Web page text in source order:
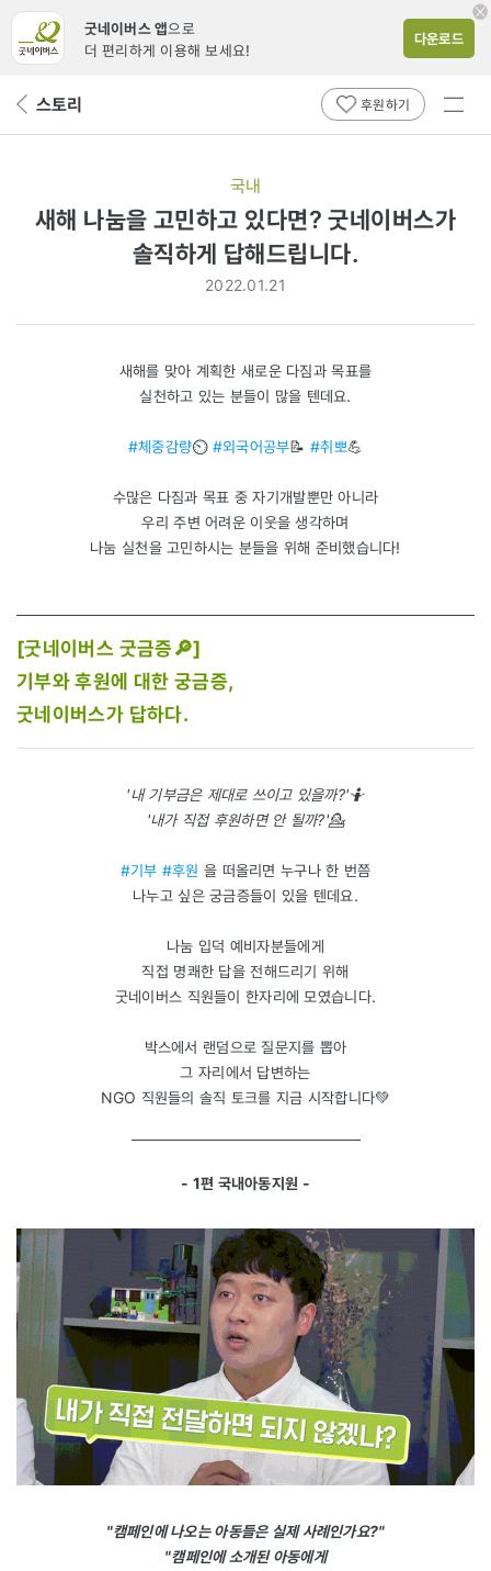
굿네이버스 앱으로
더 편리하게 이용해 보세요!
다운로드
뒤 스토리 후원하기
전체
국내
새해 나눔을 고민하고 있다면? 굿네이버스가
솔직하게 답해드립니다.
2022.01.21
새해를 맞아 계획한 새로운 다짐과 목표를
실천하고 있는 분들이 많을 텐데요.
#체중감량⏲ #외국어공부📝#취뽀💪
수많은 다짐과 목표 중 자기개발뿐만 아니라
우리 주변 어려운 이웃을 생각하며
나눔 실천을 고민하시는 분들을 위해 준비했습니다!
[굿네이버스 굿금증🔎]
기부와 후원에 대한 궁금증,
굿네이버스가 답하다.
'내 기부금은 제대로 쓰이고 있을까?'🤷
'내가 직접 후원하면 안 될까?'💁
#기부 #후원 을 떠올리면 누구나 한 번쯤
나누고 싶은 궁금증들이 있을 텐데요.
나눔 입덕 예비자분들에게
직접 명쾌한 답을 전해드리기 위해
굿네이버스 직원들이 한자리에 모였습니다.
박스에서 랜덤으로 질문지를 뽑아
그 자리에서 답변하는
NGO 직원들의 솔직 토크를 지금 시작합니다💚
- 1편 국내아동지원 -
"캠페인에 나오는 아동들은 실제 사례인가요?"
"캠페인에 소개된 아동에게